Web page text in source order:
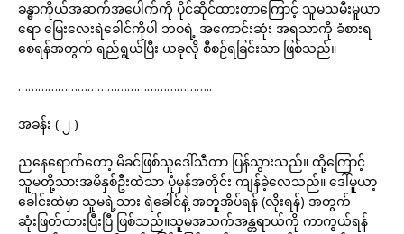
ခန္ဓာကိုယ်အဆက်အပေါက်ကို ပိုင်ဆိုင်ထားတာကြောင့် သူမသမီးမူယာ
ရော မြေးလေးရဲခေါင်ကိုပါ ဘဝရဲ့ အကောင်းဆုံး အရသာကို ခံစားရ
စေရန်အတွက် ရည်ရွယ်ပြီး ယခုလို စီစဉ်ရခြင်းသာ ဖြစ်သည်။
…………………………………………………..
အခန်း ( ၂ )
ညနေရောက်တော့ မိခင်ဖြစ်သူဒေါ်သီတာ ပြန်သွားသည်။ ထို့ကြောင့်
သူမတို့သားအမိနှစ်ဦးထဲသာ ပုံမှန်အတိုင်း ကျန်ခဲ့လေသည်။ ဒေါ်မူယာ့
ခေါင်းထဲမှာ သူမရဲ့သား ရဲခေါင်နဲ့ အတူအိပ်ရန် (လိုးရန်) အတွက်
ဆုံးဖြတ်ထားပြီးပြီ ဖြစ်သည်။သူမအသက်အန္တရာယ်ကို ကာကွယ်ရန်